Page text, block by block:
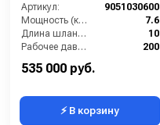
Артикул:
9051030600
Мощность (кВт):
7.6
Длина шланга ВД (м):
10
Рабочее давление (бар):
200
535 000 руб.
⚡ В корзину